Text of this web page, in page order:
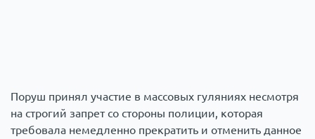
Поруш принял участие в массовых гуляниях несмотря
на строгий запрет со стороны полиции, которая
требовала немедленно прекратить и отменить данное